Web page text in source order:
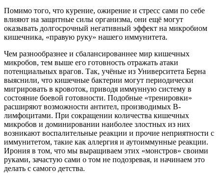
Помимо того, что курение, ожирение и стресс сами по себе
влияют на защитные силы организма, они ещё могут
оказывать долгосрочный негативный эффект на микробиом
кишечника, «правую руку» нашего иммунитета.
Чем разнообразнее и сбалансированнее мир кишечных
микробов, тем выше его готовность отражать атаки
потенциальных врагов. Так, учёные из Университета Берна
выяснили, что кишечные бактерии могут периодически
мигрировать в кровоток, приводя иммунную систему в
состояние боевой готовности. Подобные «тренировки»
расширяют возможности антител, производимых В-
лимфоцитами. При сокращении количества кишечных
микробов и доминировании наиболее злостных из них
возникают воспалительные реакции и прочие неприятности с
иммунитетом, такие как аллергия и аутоиммунные реакции.
Ирония в том, что мы выращиваем этих «монстров» своими
руками, зачас­тую сами о том не подозревая, и начинаем это
делать с самого детства.